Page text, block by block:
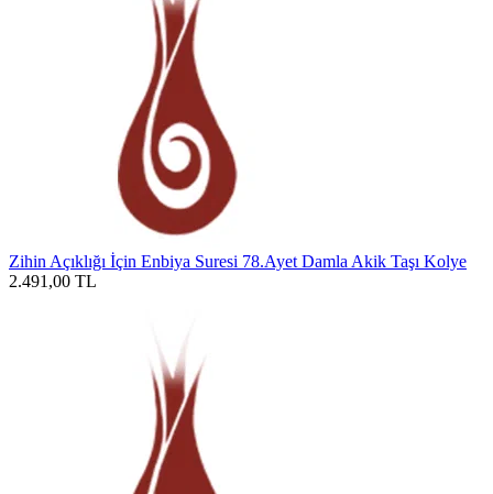
Zihin Açıklığı İçin Enbiya Suresi 78.Ayet Damla Akik Taşı Kolye
2.491,00 TL